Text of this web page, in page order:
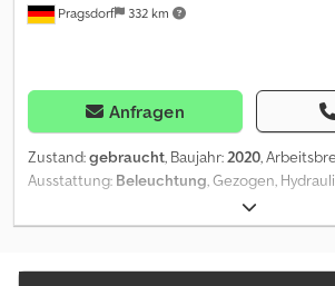
Pragsdorf 332 km
Anfragen
Zustand:gebraucht, Baujahr: 2020,
Ausstattung: Beleuchtung , Gezogen,
Steinsicherung, Stützfuß / -
Aezdhkwsa Eok